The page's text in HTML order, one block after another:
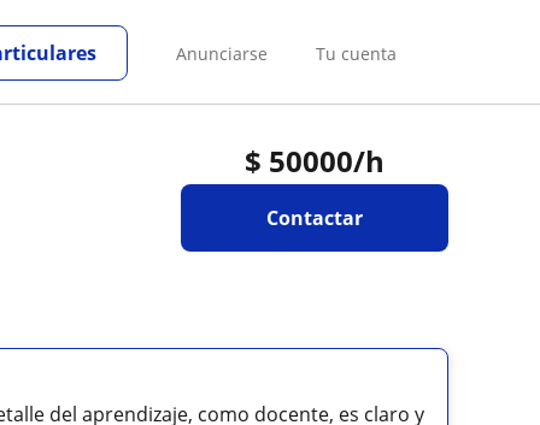
Anunciarse Tu cuenta
$ 50000/h
Contactar
del aprendizaje, como docente, es claro y